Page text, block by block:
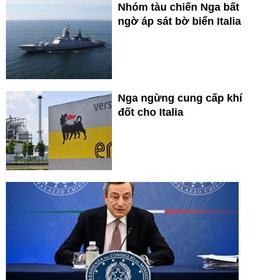
Nhóm tàu chiến Nga bất
ngờ áp sát bờ biển Italia
Nga ngừng cung cấp khí
đốt cho Italia